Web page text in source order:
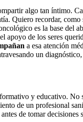
algo tan íntimo.
Quiero recordar, como
es la base del
apoyo de los seres
a esa atención
un
y educativo. No
de un profesional
de tomar decisiones